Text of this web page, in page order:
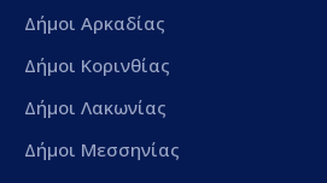
Δήμοι Αρκαδίας
Δήμοι Κορινθίας
Δήμοι Λακωνίας
Δήμοι Μεσσηνίας